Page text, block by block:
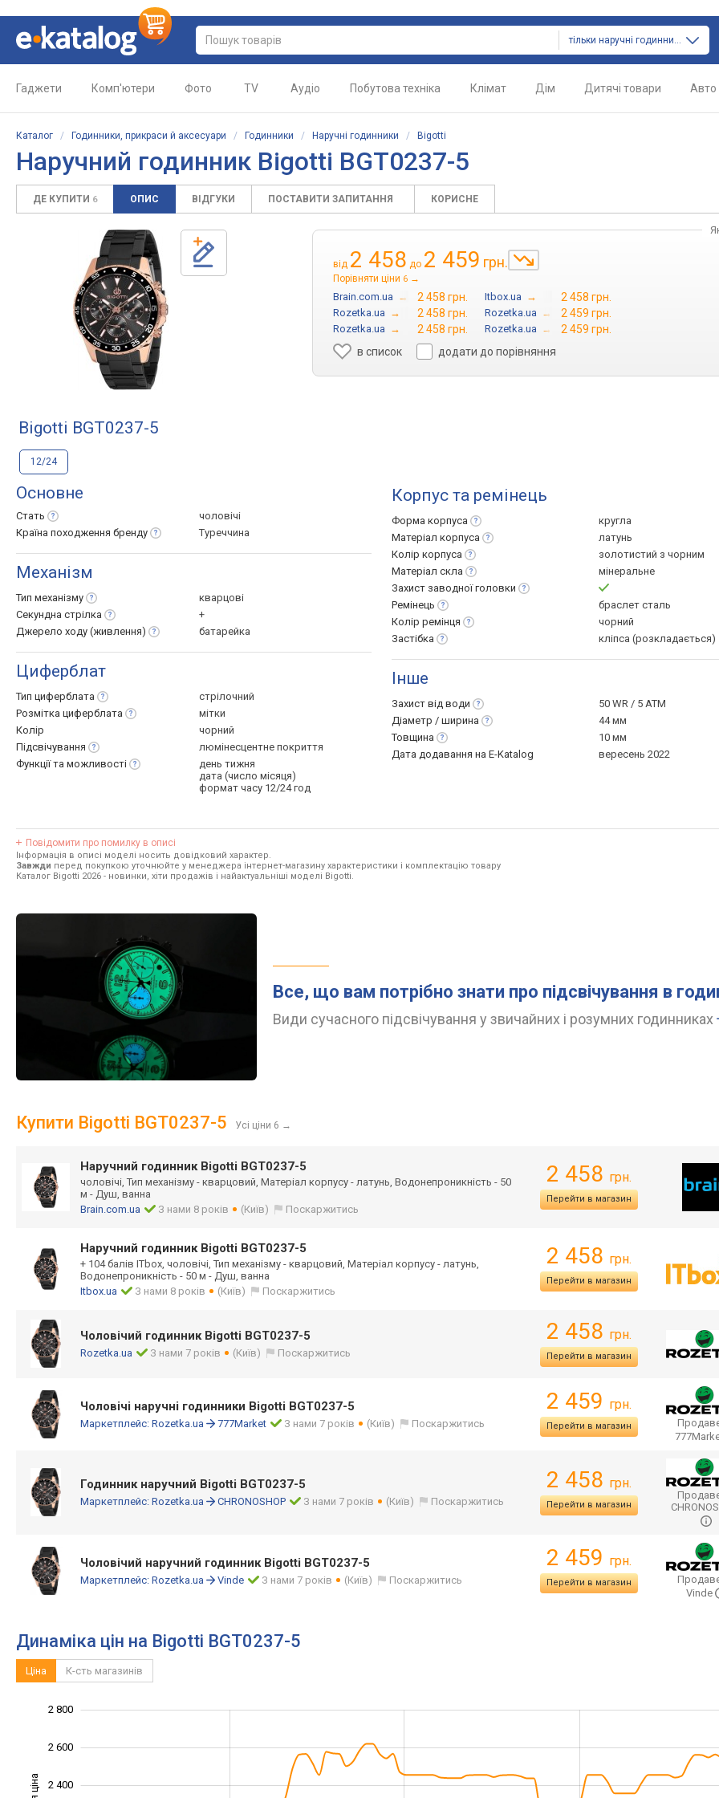
тільки наручні годинники
Гаджети Комп'ютери Фото TV Аудіо Побутова техніка Клімат Дім Дитячі товари Авто
Каталог / Годинники, прикраси й аксесуари / Годинники / Наручні годинники / Bigotti
Наручний годинник Bigotti BGT0237-5
ДЕ КУПИТИ 6 ОПИС ВІДГУКИ ПОСТАВИТИ ЗАПИТАННЯ КОРИСНЕ
від 2 458 до 2 459 грн.
Порівняти ціни 6 →
Brain.com.ua → 2 458 грн. Itbox.ua → 2 458 грн.
Rozetka.ua → 2 458 грн. Rozetka.ua → 2 459 грн.
Rozetka.ua → 2 458 грн. Rozetka.ua →
2 459 грн.
в список
додати до порівняння
Bigotti BGT0237-5
12/24
Основне
Стать
чоловічі
Країна походження бренду Туреччина
Механізм
Тип механізму
кварцові
Секундна стрілка
+
Джерело ходу (живлення) батарейка
Циферблат
Тип циферблата
стрілочний
Розмітка циферблата
мітки
Колір
чорний
Підсвічування
люмінесцентне покриття
Функції та можливості
день тижня
дата (число місяця)
формат часу 12/24 год
Корпус та ремінець
Форма корпуса
кругла
Матеріал корпуса
латунь
Колір корпуса
золотистий з чорним
Матеріал скла
мінеральне
Захист заводноїголовки
Ремінець
браслет сталь
Колір ремінця
чорний
Застібка
кліпса (розкладається)
Інше
Захист від води
50 WR / 5 ATM
Діаметр / ширина
44 мм
Товщина
10 мм
Дата додавання на E-Katalog
вересень 2022
Повідомити про помилку в описі
Інформація в описі моделі носить довідковий характер.
Завжди перед покупкою уточнюйте у менеджера інтернет-магазину характеристики і комплектацію товару
Каталог Bigotti 2026 - новинки, хіти продажів і найактуальніші моделі Bigotti.
Все, що вам потрібно знати про підсвічування в
Види сучасного підсвічування у звичайних і розумних годинниках
Купити Bigotti BGT0237-5 Усі ціни 6 →
Наручний годинник Bigotti BGT0237-5
чоловічі, Тип механізму - кварцовий, Матеріал корпусу - латунь, Водонепроникність - 50
м - Душ, ванна
Brain.com.ua
З нами 8 років (Київ) Поскаржитись
2 458 грн.
Перейти в магазин
Наручний годинник Bigotti BGT0237-5
+ 104 балів ITbox, чоловічі, Тип механізму - кварцовий, Матеріал корпусу - латунь,
Водонепроникність - 50 м - Душ, ванна
Itbox.ua
З нами 8 років (Київ) Поскаржитись
2 458 грн.
Перейти в магазин
Чоловічий годинник Bigotti BGT0237-5
Rozetka.ua З нами 7 років (Київ) Поскаржитись
2 458 грн.
Перейти в магазин
Чоловічі наручні годинники Bigotti BGT0237-5
Маркетплейс: Rozetka.ua 777Market З нами 7 років (Київ) Поскаржитись
2 459 грн.
Перейти в магазин
Годинник наручний Bigotti BGT0237-5
Маркетплейс: Rozetka.ua CHRONOSHOP З нами 7 років (Київ) Поскаржитись
2 458 грн.
Перейти в магазин
Чоловічий наручний годинник Bigotti BGT0237-5
Маркетплейс: Rozetka.ua Vinde З нами 7 років (Київ) Поскаржитись
2 459 грн.
Перейти в магазин
Vinde
Динаміка цін на Bigotti BGT0237-5
Ціна К-сть магазинів
2 400
2 800
2 600